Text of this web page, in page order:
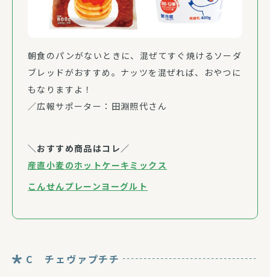
朝食のパンがないときに、混ぜてすぐ焼けるソーダ
ブレッドがおすすめ。ナッツを混ぜれば、おやつに
もなりますよ！
／広報サポーター：田淵照代さん
＼おすすめ商品はコレ／
産直小麦のホットケーキミックス
こんせんプレーンヨーグルト
C チェヴァプチチ